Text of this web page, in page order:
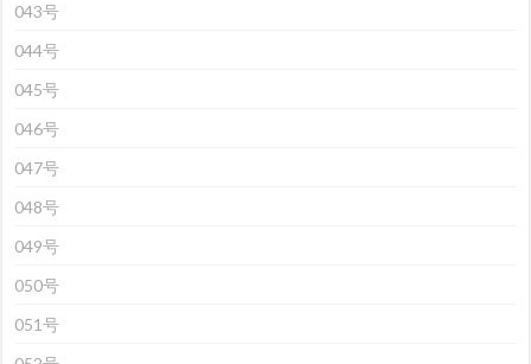
043号
044号
045号
046号
047号
048号
049号
050号
051号